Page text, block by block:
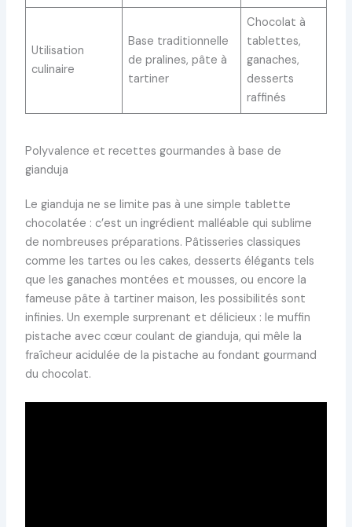
Utilisation
culinaire
Base traditionnelle
de pralines, pâte à
tartiner
Chocolat à
tablettes,
ganaches,
desserts
raffinés
Polyvalence et recettes gourmandes à base de
gianduja
Le gianduja ne se limite pas à une simple tablette
chocolatée : c’est un ingrédient malléable qui sublime
de nombreuses préparations. Pâtisseries classiques
comme les tartes ou les cakes, desserts élégants tels
que les ganaches montées et mousses, ou encore la
fameuse pâte à tartiner maison, les possibilités sont
infinies. Un exemple surprenant et délicieux : le muffin
pistache avec cœur coulant de gianduja, qui mêle la
fraîcheur acidulée de la pistache au fondant gourmand
du chocolat.